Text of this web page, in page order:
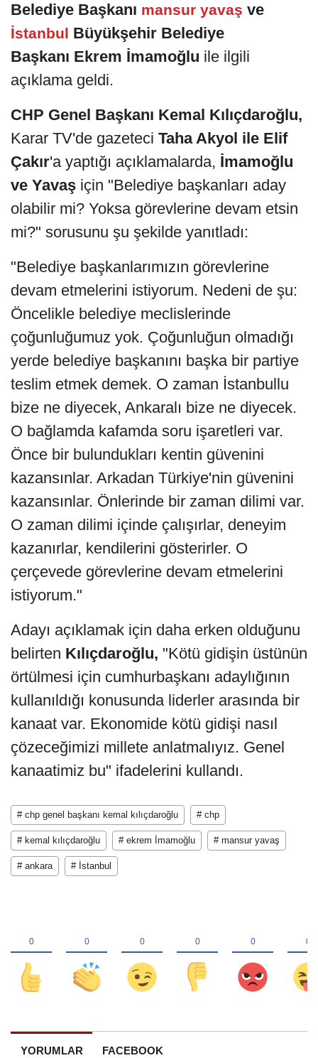
Belediye Başkanı mansur yavaş ve
İstanbul Büyükşehir Belediye
Başkanı Ekrem İmamoğlu ile ilgili
açıklama geldi.
CHP Genel Başkanı Kemal Kılıçdaroğlu,
Karar TV'de gazeteci Taha Akyol ile Elif
Çakır'a yaptığı açıklamalarda, İmamoğlu
ve Yavaş için "Belediye başkanları aday
olabilir mi? Yoksa görevlerine devam etsin
mi?" sorusunu şu şekilde yanıtladı:
"Belediye başkanlarımızın görevlerine
devam etmelerini istiyorum. Nedeni de şu:
Öncelikle belediye meclislerinde
çoğunluğumuz yok. Çoğunluğun olmadığı
yerde belediye başkanını başka bir partiye
teslim etmek demek. O zaman İstanbullu
bize ne diyecek, Ankaralı bize ne diyecek.
O bağlamda kafamda soru işaretleri var.
Önce bir bulundukları kentin güvenini
kazansınlar. Arkadan Türkiye'nin güvenini
kazansınlar. Önlerinde bir zaman dilimi var.
O zaman dilimi içinde çalışırlar, deneyim
kazanırlar, kendilerini gösterirler. O
çerçevede görevlerine devam etmelerini
istiyorum."
Adayı açıklamak için daha erken olduğunu
belirten Kılıçdaroğlu, "Kötü gidişin üstünün
örtülmesi için cumhurbaşkanı adaylığının
kullanıldığı konusunda liderler arasında bir
kanaat var. Ekonomide kötü gidişi nasıl
çözeceğimizi millete anlatmalıyız. Genel
kanaatimiz bu" ifadelerini kullandı.
# chp genel başkanı kemal kılıçdaroğlu # chp
# kemal kılıçdaroğlu # ekrem İmamoğlu # mansur yavaş
# ankara # İstanbul
YORUMLAR FACEBOOK